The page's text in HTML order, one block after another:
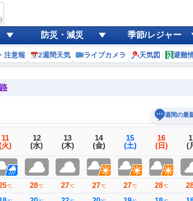
防災・減災 季節/レジャー
注意報 2週間天気 ライブカメラ 天気図 避難
週間の最
11
火)
℃
12
(水)
28℃
13
(木)
27℃
14
(金)
27℃
15
(土)
27 ℃
16
(日)
28 ℃
(